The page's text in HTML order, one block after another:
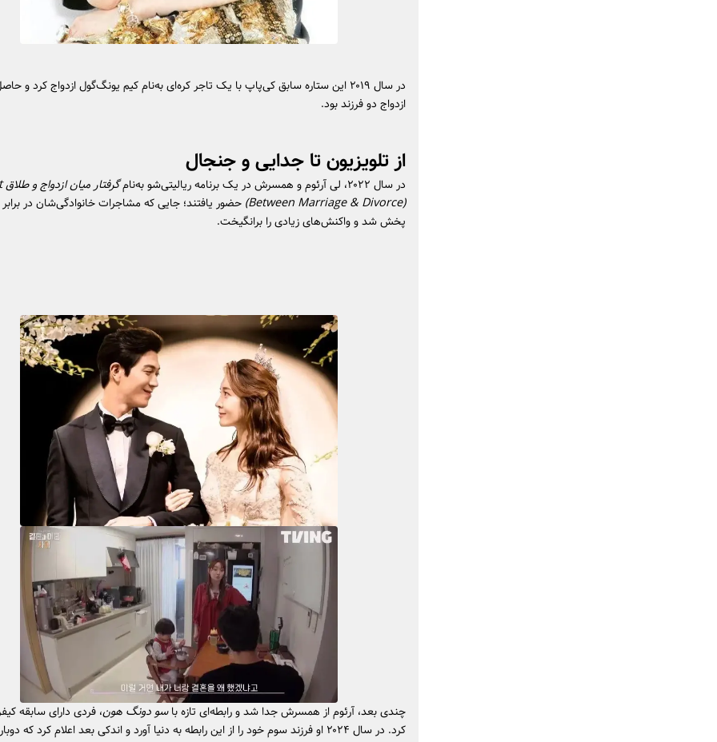
در سال ۲۰۱۹ این ستاره سابق کی‌پاپ با یک تاجر کره‌ای به‌نام کیم یونگ‌گول ازدواج کرد و
ازدواج دو فرزند بود.
از تلویزیون تا جدایی و جنجال
در سال ۲۰۲۲، لی آرئوم و همسرش در یک برنامه ریالیتی‌شو به‌نام گرفتار میان ازدواج و طلاق
(Between Marriage & Divorce) حضور یافتند؛ جایی که مشاجرات خانوادگی‌شان در برابر
پخش شد و واکنش‌های زیادی را برانگیخت.
چندی بعد، آرئوم از همسرش جدا شد و رابطه‌ای تازه باسو دونگ هون، فردی دارای سابقه
کرد. در سال ۲۰۲۴ او فرزند سوم خود را از این رابطه به دنیا آورد و اندکی بعد اعلام کرد که